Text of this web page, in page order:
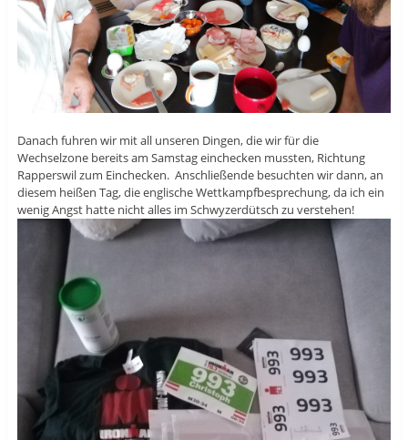
Danach fuhren wir mit all unseren Dingen, die wir für die
Wechselzone bereits am Samstag einchecken mussten, Richtung
Rapperswil zum Einchecken. Anschließende besuchten wir dann, an
diesem heißen Tag, die englische Wettkampfbesprechung, da ich ein
wenig Angst hatte nicht alles im Schwyzerdütsch zu verstehen!